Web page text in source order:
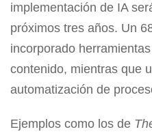
implementación de IA
próximos tres años. Un
incorporado
contenido, mientras que
automatización de
Ejemplos como los de